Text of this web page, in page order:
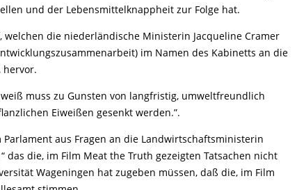
und der Lebensmittelknappheit zur Folge hat.
welchen die niederländische Ministerin Jacqueline Cramer
im Namen des Kabinetts an die
hervor.
muss zu Gunsten von langfristig, umweltfreundlich
Eiweißen gesenkt werden.”.
aus Fragen an die Landwirtschaftsministerin
das die, im Film Meat the Truth gezeigten Tatsachen nicht
Wageningen hat zugeben müssen, daß die, im Film